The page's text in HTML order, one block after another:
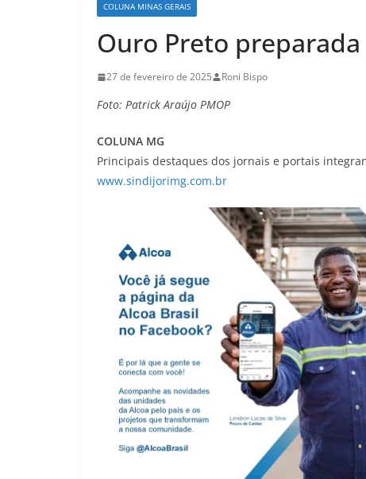
COLUNA MINAS GERAIS
Ouro Preto
27 de fevereiro de 2025 Roni Bispo
Foto: Patrick Araújo PMOP
COLUNA MG
Principais destaques dos jornais e portais
www.sindijorimg.com.br